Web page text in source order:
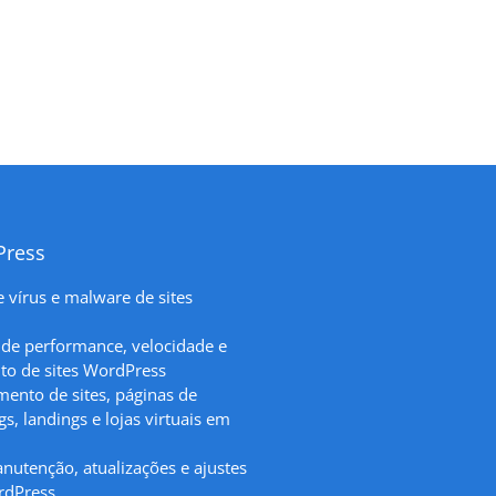
vírus e malware de sites
performance, velocidade e
de sites WordPress
de sites, páginas de
landings e lojas virtuais em
atualizações e ajustes